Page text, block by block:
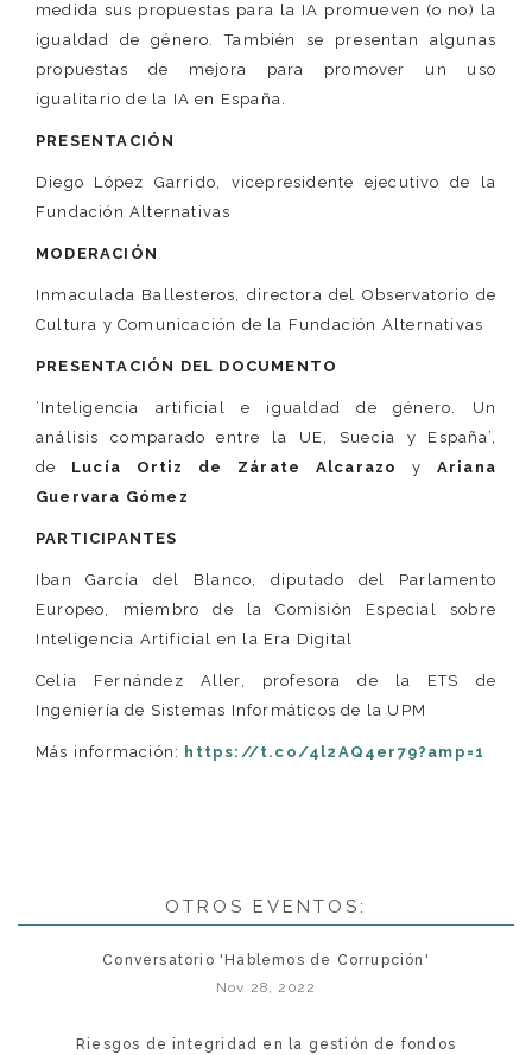
medida sus propuestas para la IA promueven (o no) la
igualdad de género. También se presentan algunas
propuestas de mejora para promover un uso
igualitario de la IA en España.
PRESENTACIÓN
Diego López Garrido, vicepresidente ejecutivo de la
Fundación Alternativas
MODERACIÓN
Inmaculada Ballesteros, directora del Observatorio de
Cultura y Comunicación de la Fundación Alternativas
PRESENTACIÓN DEL DOCUMENTO
‘Inteligencia artificial e igualdad de género. Un
análisis comparado entre la UE, Suecia y España’,
de Lucía Ortiz de Zárate Alcarazo y Ariana
Guervara Gómez
PARTICIPANTES
Iban García del Blanco, diputado del Parlamento
Europeo, miembro de la Comisión Especial sobre
Inteligencia Artificial en la Era Digital
Celia Fernández Aller, profesora de la ETS de
Ingeniería de Sistemas Informáticos de la UPM
Más información: https://t.co/4l2AQ4er79?amp=1
OTROS EVENTOS:
Conversatorio 'Hablemos de Corrupción'
Nov 28, 2022
Riesgos de integridad en la gestión de fondos